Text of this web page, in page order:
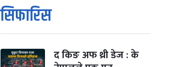
१
आइत
कार्तिक सङ्क्रान्ति
कार्तिक १, २०८३
मंगल कार्तिक ३, २०८३-Oct 20, 2026
सिफारिस
द किङ अफ थ्री डेज : के